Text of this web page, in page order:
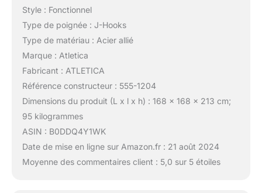
Style : Fonctionnel
Type de poignée : J-Hooks
Type de matériau : Acier allié
Marque : Atletica
Fabricant : ATLETICA
Référence constructeur : 555-1204
Dimensions du produit (L x l x h) : 168 x 168 x 213 cm;
95 kilogrammes
ASIN : B0DDQ4Y1WK
Date de mise en ligne sur Amazon.fr : 21 août 2024
Moyenne des commentaires client : 5,0 sur 5 étoiles